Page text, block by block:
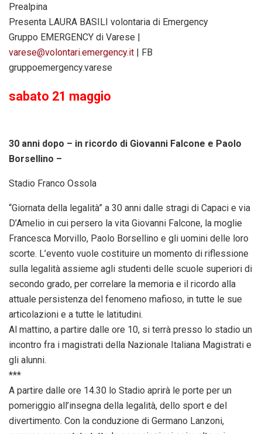
Prealpina
Presenta LAURA BASILI volontaria di Emergency
Gruppo EMERGENCY di Varese |
varese@volontari.emergency.it | FB
gruppoemergency.varese
sabato 21 maggio
30 anni dopo – in ricordo di Giovanni Falcone e Paolo
Borsellino –
Stadio Franco Ossola
“Giornata della legalità” a 30 anni dalle stragi di Capaci e via
D’Amelio in cui persero la vita Giovanni Falcone, la moglie
Francesca Morvillo, Paolo Borsellino e gli uomini delle loro
scorte. L’evento vuole costituire un momento di riflessione
sulla legalità assieme agli studenti delle scuole superiori di
secondo grado, per correlare la memoria e il ricordo alla
attuale persistenza del fenomeno mafioso, in tutte le sue
articolazioni e a tutte le latitudini.
Al mattino, a partire dalle ore 10, si terrà presso lo stadio un
incontro fra i magistrati della Nazionale Italiana Magistrati e
gli alunni.
***
A partire dalle ore 14.30 lo Stadio aprirà le porte per un
pomeriggio all’insegna della legalità, dello sport e del
divertimento. Con la conduzione di Germano Lanzoni,